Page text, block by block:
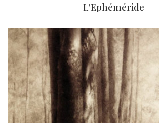
L'Ephéméride